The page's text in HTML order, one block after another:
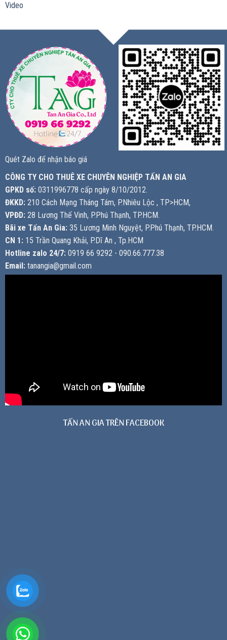
Video
Quét Zalo để nhận báo giá
CÔNG TY CHO THUÊ XE CHUYÊN NGHIỆP TẤN AN GIA
GPKD số: 0311996778 cấp ngày 8/10/2012.
ĐKKD: 210 Cách Mạng Tháng Tám, P.Nhiêu Lộc , TP>HCM,
VPĐD: 28 Lương Thế Vinh, P.Phú Thạnh, TP.HCM.
Bãi xe Tấn An Gia: 35 Lương Minh Nguyệt, P.Phú Thạnh, TP.HCM.
CN 1: 15 Trần Quang Khải, P.Dĩ An , Tp.HCM
Hotline zalo 24/7: 0919 66 9292 - 090.66.777.38
Email: tanangia@gmail.com
TẤN AN GIA TRÊN FACEBOOK